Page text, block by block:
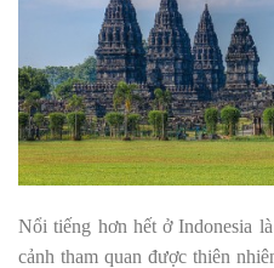
Nổi tiếng hơn hết ở Indonesia
cảnh tham quan được thiên